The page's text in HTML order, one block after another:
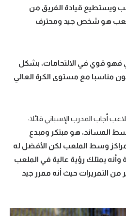
ويستطيع قيادة الفريق من
هو شخص جيد ومحترف
فهو قوي في الالتحامات، بشكل
مناسبا مع مستوى الكرة العالي
أجاب المدرب الإسباني قائلا:
رقم 8 أو الوسط المساند، هو مبتكر ومبدع
وسط الملعب لكن الأفضل له
يمتلك رؤية عالية في الملعب
من التمريرات حيث أنه ممرر جيد